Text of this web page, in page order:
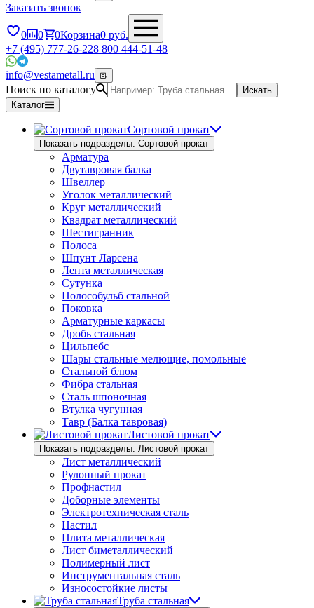
Заказать звонок
0 0 0Корзина0 руб.
+7 (495) 777-26-228 800 444-51-48
info@vestametall.ru
Поиск по каталогу
Искать
Каталог
Сортовой прокат
Показать подразделы: Сортовой прокат
Арматура
Двутавровая балка
Швеллер
Уголок металлический
Круг металлический
Квадрат металлический
Шестигранник
Полоса
Шпунт Ларсена
Лента металлическая
Сутунка
Полособульб стальной
Поковка
Арматурные каркасы
Дробь стальная
Цильпебс
Шары стальные мелющие, помольные
Стальной блюм
Фибра стальная
Сталь шпоночная
Втулка чугунная
Тавр (Балка тавровая)
Листовой прокат
Показать подразделы: Листовой прокат
Лист металлический
Рулонный прокат
Профнастил
Доборные элементы
Электротехническая сталь
Настил
Плита металлическая
Лист биметаллический
Полимерный лист
Инструментальная сталь
Износостойкие листы
Труба стальная